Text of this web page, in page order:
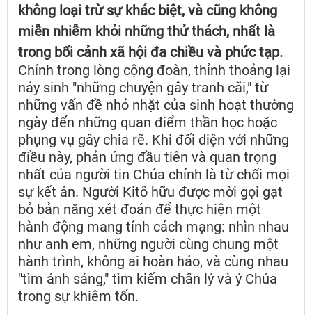
không loại trừ sự khác biệt, và cũng không
miễn nhiễm khỏi những thử thách, nhất là
trong bối cảnh xã hội đa chiều và phức tạp.
Chính trong lòng cộng đoàn, thỉnh thoảng lại
nảy sinh "những chuyện gây tranh cãi," từ
những vấn đề nhỏ nhặt của sinh hoạt thường
ngày đến những quan điểm thần học hoặc
phụng vụ gây chia rẽ. Khi đối diện với những
điều này, phản ứng đầu tiên và quan trọng
nhất của người tin Chúa chính là từ chối mọi
sự kết án. Người Kitô hữu được mời gọi gạt
bỏ bản năng xét đoán để thực hiện một
hành động mang tính cách mạng: nhìn nhau
như anh em, những người cùng chung một
hành trình, không ai hoàn hảo, và cùng nhau
"tìm ánh sáng," tìm kiếm chân lý và ý Chúa
trong sự khiêm tốn.